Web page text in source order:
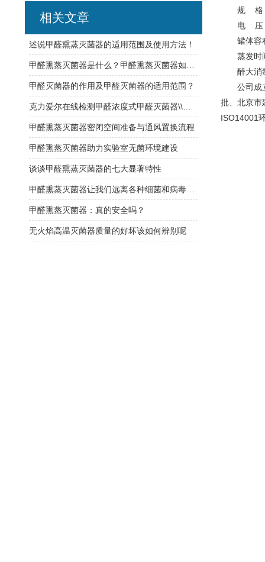
规 格：
电 压：
罐体容
蒸发时间
醉大消毒
公司成立
批、北京市
ISO14001
相关文章
述说甲醛熏蒸灭菌器的适用范围及使用方法！
甲醛灭菌器的作用及甲醛灭菌器的适用范围？
甲醛熏蒸灭菌器密闭空间准备与通风置换流程
甲醛熏蒸灭菌器助力实验室无菌环境建设
谈谈甲醛熏蒸灭菌器的七大显著特性
甲醛熏蒸灭菌器：真的安全吗？
无火焰高温灭菌器质量的好坏该如何辨别呢